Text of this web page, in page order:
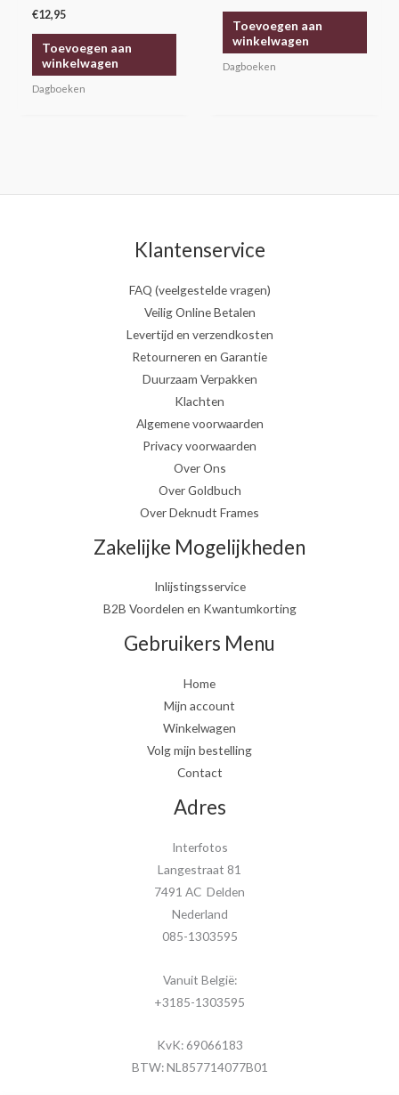
€12,95
Toevoegen aan
winkelwagen
Dagboeken
Toevoegen aan
winkelwagen
Dagboeken
Klantenservice
FAQ (veelgestelde vragen)
Veilig Online Betalen
Levertijd en verzendkosten
Retourneren en Garantie
Duurzaam Verpakken
Klachten
Algemene voorwaarden
Privacy voorwaarden
Over Ons
Over Goldbuch
Over Deknudt Frames
Zakelijke Mogelijkheden
Inlijstingsservice
B2B Voordelen en Kwantumkorting
Gebruikers Menu
Home
Mijn account
Winkelwagen
Volg mijn bestelling
Contact
Adres
Interfotos
Langestraat 81
7491 AC Delden
Nederland
085-1303595
Vanuit België:
+3185-1303595
KvK: 69066183
BTW: NL857714077B01